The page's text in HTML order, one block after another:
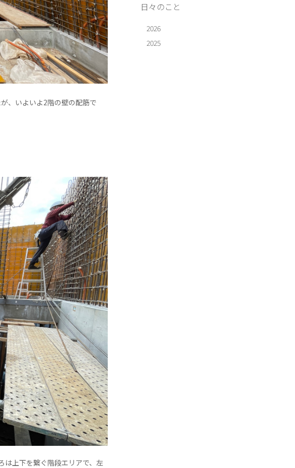
、いよいよ2階の壁の配筋で
は上下を繋ぐ階段エリアで、左
日々のこと
2026
2025